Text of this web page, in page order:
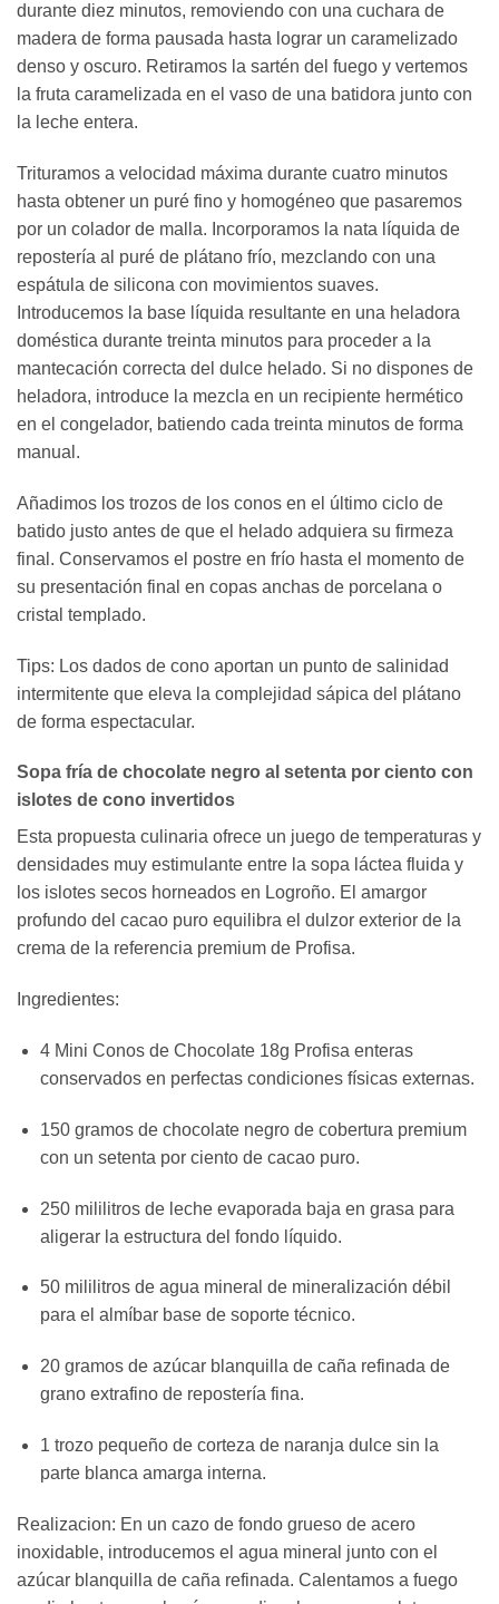
durante diez minutos, removiendo con una cuchara de
madera de forma pausada hasta lograr un caramelizado
denso y oscuro. Retiramos la sartén del fuego y vertemos
la fruta caramelizada en el vaso de una batidora junto con
la leche entera.
Trituramos a velocidad máxima durante cuatro minutos
hasta obtener un puré fino y homogéneo que pasaremos
por un colador de malla. Incorporamos la nata líquida de
repostería al puré de plátano frío, mezclando con una
espátula de silicona con movimientos suaves.
Introducemos la base líquida resultante en una heladora
doméstica durante treinta minutos para proceder a la
mantecación correcta del dulce helado. Si no dispones de
heladora, introduce la mezcla en un recipiente hermético
en el congelador, batiendo cada treinta minutos de forma
manual.
Añadimos los trozos de los conos en el último ciclo de
batido justo antes de que el helado adquiera su firmeza
final. Conservamos el postre en frío hasta el momento de
su presentación final en copas anchas de porcelana o
cristal templado.
Tips: Los dados de cono aportan un punto de salinidad
intermitente que eleva la complejidad sápica del plátano
de forma espectacular.
Sopa fría de chocolate negro al setenta por ciento con
islotes de cono invertidos
Esta propuesta culinaria ofrece un juego de temperaturas y
densidades muy estimulante entre la sopa láctea fluida y
los islotes secos horneados en Logroño. El amargor
profundo del cacao puro equilibra el dulzor exterior de la
crema de la referencia premium de Profisa.
Ingredientes:
4 Mini Conos de Chocolate 18g Profisa enteras
conservados en perfectas condiciones físicas externas.
150 gramos de chocolate negro de cobertura premium
con un setenta por ciento de cacao puro.
250 mililitros de leche evaporada baja en grasa para
aligerar la estructura del fondo líquido.
50 mililitros de agua mineral de mineralización débil
para el almíbar base de soporte técnico.
20 gramos de azúcar blanquilla de caña refinada de
grano extrafino de repostería fina.
1 trozo pequeño de corteza de naranja dulce sin la
parte blanca amarga interna.
Realizacion: En un cazo de fondo grueso de acero
inoxidable, introducemos el agua mineral junto con el
azúcar blanquilla de caña refinada. Calentamos a fuego